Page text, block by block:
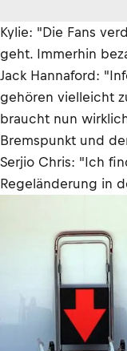
Kylie: "Die Fans
geht. Immerhin
Jack Hannaford:
gehören vielleicht
braucht nun
Bremspunkt und
Serjio Chris: "Ich
Regeländerung in